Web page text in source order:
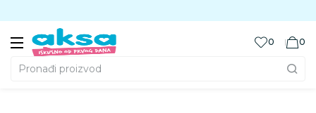
Pronađi proizvod
0 0